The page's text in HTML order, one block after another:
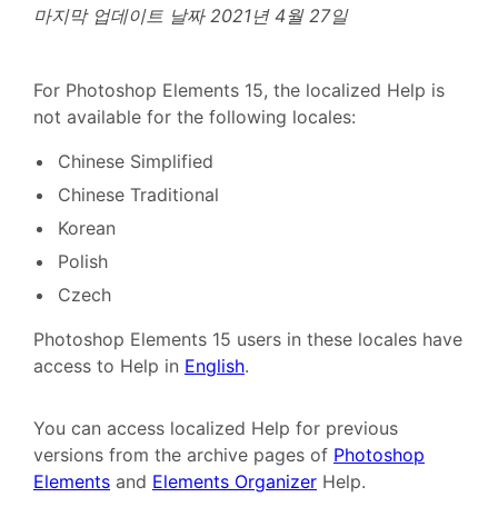
마지막 업데이트 날짜 2021년 4월 27일
For Photoshop Elements 15, the localized Help is
not available for the following locales:
Chinese Simplified
Chinese Traditional
Korean
Polish
Czech
Photoshop Elements 15 users in these locales have
access to Help in English.
You can access localized Help for previous
versions from the archive pages of Photoshop
Elements and Elements Organizer Help.